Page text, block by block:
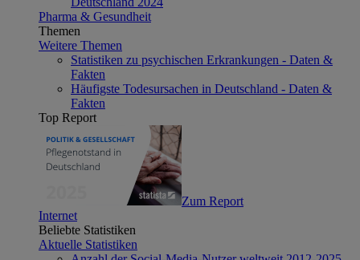
Pharma & Gesundheit
Themen
Weitere Themen
Statistiken zu psychischen Erkrankungen - Daten &
Fakten
Häufigste Todesursachen in Deutschland - Daten &
Fakten
Top Report
Zum Report
Internet
Beliebte Statistiken
Aktuelle Statistiken